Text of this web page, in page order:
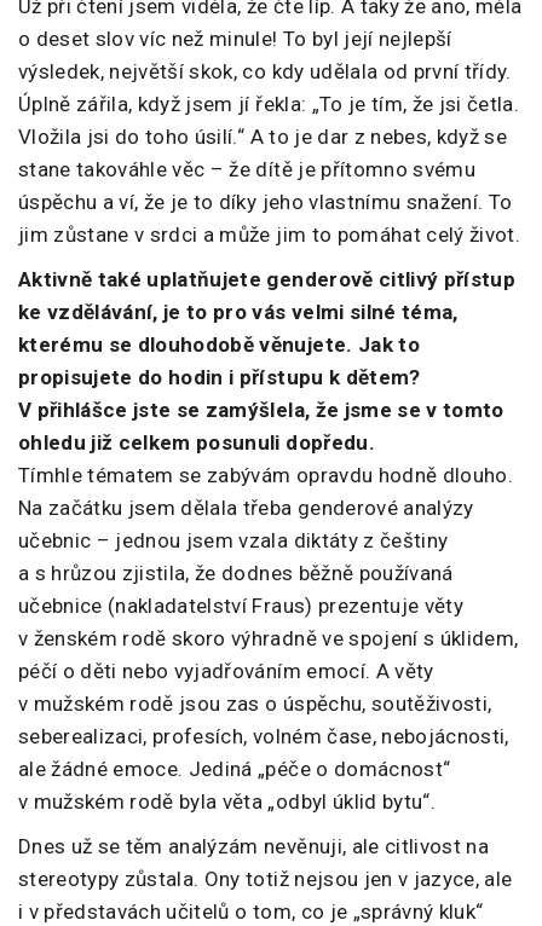
Už při čtení jsem viděla, že čte líp. A taky že ano, měla
o deset slov víc než minule! To byl její nejlepší
výsledek, největší skok, co kdy udělala od první třídy.
Úplně zářila, když jsem jí řekla: „To je tím, že jsi četla.
Vložila jsi do toho úsilí.“ A to je dar z nebes, když se
stane takováhle věc – že dítě je přítomno svému
úspěchu a ví, že je to díky jeho vlastnímu snažení. To
jim zůstane v srdci a může jim to pomáhat celý život.
Aktivně také uplatňujete genderově citlivý přístup
ke vzdělávání, je to pro vás velmi silné téma,
kterému se dlouhodobě věnujete. Jak to
propisujete do hodin i přístupu k dětem?
V přihlášce jste se zamýšlela, že jsme se v tomto
ohledu již celkem posunuli dopředu.
Tímhle tématem se zabývám opravdu hodně dlouho.
Na začátku jsem dělala třeba genderové analýzy
učebnic – jednou jsem vzala diktáty z češtiny
a s hrůzou zjistila, že dodnes běžně používaná
učebnice (nakladatelství Fraus) prezentuje věty
v ženském rodě skoro výhradně ve spojení s úklidem,
péčí o děti nebo vyjadřováním emocí. A věty
v mužském rodě jsou zas o úspěchu, soutěživosti,
seberealizaci, profesích, volném čase, nebojácnosti,
ale žádné emoce. Jediná „péče o domácnost“
v mužském rodě byla věta „odbyl úklid bytu“.
Dnes už se těm analýzám nevěnuji, ale citlivost na
stereotypy zůstala. Ony totiž nejsou jen v jazyce, ale
i v představách učitelů o tom, co je „správný kluk“